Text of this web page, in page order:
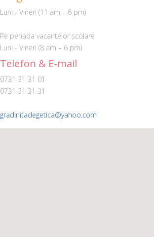
Luni - Vineri (11 am – 6 pm)
Pe periada vacantelor scolare
Luni - Vineri (8 am – 6 pm)
Telefon & E-mail
0731 31 31 01
0731 31 31 31
gradinitadegetica@yahoo.com